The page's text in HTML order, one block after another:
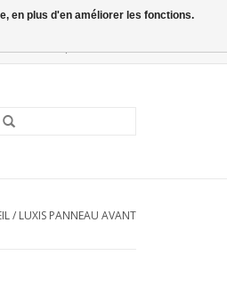
/ LUXIS PANNEAU AVANT
en plus d'en améliorer les fonctions.